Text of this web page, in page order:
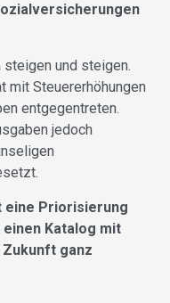
steigen und steigen.
mit Steuererhöhungen
entgegentreten.
jedoch
eine Priorisierung
Katalog mit
ganz